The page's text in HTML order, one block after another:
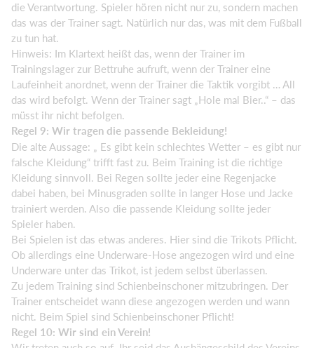
die Verantwortung. Spieler hören nicht nur zu, sondern machen
das was der Trainer sagt. Natürlich nur das, was mit dem Fußball
zu tun hat.
Hinweis: Im Klartext heißt das, wenn der Trainer im
Trainingslager zur Bettruhe aufruft, wenn der Trainer eine
Laufeinheit anordnet, wenn der Trainer die Taktik vorgibt … All
das wird befolgt. Wenn der Trainer sagt „Hole mal Bier..“ – das
müsst ihr nicht befolgen.
Regel 9: Wir tragen die passende Bekleidung!
Die alte Aussage: „ Es gibt kein schlechtes Wetter – es gibt nur
falsche Kleidung“ trifft fast zu. Beim Training ist die richtige
Kleidung sinnvoll. Bei Regen sollte jeder eine Regenjacke
dabei haben, bei Minusgraden sollte in langer Hose und Jacke
trainiert werden. Also die passende Kleidung sollte jeder
Spieler haben.
Bei Spielen ist das etwas anderes. Hier sind die Trikots Pflicht.
Ob allerdings eine Underware-Hose angezogen wird und eine
Underware unter das Trikot, ist jedem selbst überlassen.
Zu jedem Training sind Schienbeinschoner mitzubringen. Der
Trainer entscheidet wann diese angezogen werden und wann
nicht. Beim Spiel sind Schienbeinschoner Pflicht!
Regel 10: Wir sind ein Verein!